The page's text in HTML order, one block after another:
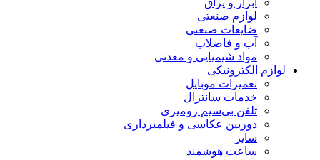
ابزار و یراق
لوازم صنعتی
ضایعات صنعتی
آب و فاضلاب
مواد شیمیایی و معدنی
لوازم الکترونیکی
تعمیرات موبایل
خدمات سانترال
تلفن بی‌سیم رومیزی
دوربین عکاسی و فیلمبرداری
سایر
ساعت هوشمند